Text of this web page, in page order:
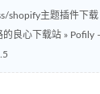
shopify主题插件下载
的良心下载站 » Pofily